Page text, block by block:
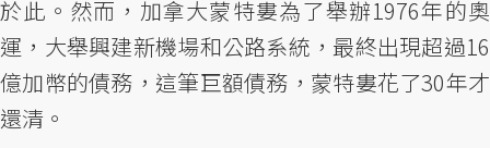
於此。然而，加拿大蒙特婁為了舉辦1976年的奧
運，大舉興建新機場和公路系統，最終出現超過16
億加幣的債務，這筆巨額債務，蒙特婁花了30年才
還清。